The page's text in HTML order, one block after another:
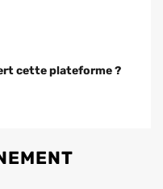
cette plateforme ?